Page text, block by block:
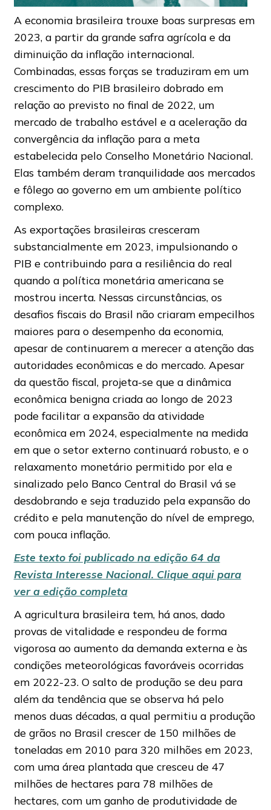
A economia brasileira trouxe boas surpresas em
2023, a partir da grande safra agrícola e da
diminuição da inflação internacional.
Combinadas, essas forças se traduziram em um
crescimento do PIB brasileiro dobrado em
relação ao previsto no final de 2022, um
mercado de trabalho estável e a aceleração da
convergência da inflação para a meta
estabelecida pelo Conselho Monetário Nacional.
Elas também deram tranquilidade aos mercados
e fôlego ao governo em um ambiente político
complexo.
As exportações brasileiras cresceram
substancialmente em 2023, impulsionando o
PIB e contribuindo para a resiliência do real
quando a política monetária americana se
mostrou incerta. Nessas circunstâncias, os
desafios fiscais do Brasil não criaram empecilhos
maiores para o desempenho da economia,
apesar de continuarem a merecer a atenção das
autoridades econômicas e do mercado. Apesar
da questão fiscal, projeta-se que a dinâmica
econômica benigna criada ao longo de 2023
pode facilitar a expansão da atividade
econômica em 2024, especialmente na medida
em que o setor externo continuará robusto, e o
relaxamento monetário permitido por ela e
sinalizado pelo Banco Central do Brasil vá se
desdobrando e seja traduzido pela expansão do
crédito e pela manutenção do nível de emprego,
com pouca inflação.
Este texto foi publicado na edição 64 da
Revista Interesse Nacional. Clique aqui para
ver a edição completa
A agricultura brasileira tem, há anos, dado
provas de vitalidade e respondeu de forma
vigorosa ao aumento da demanda externa e às
condições meteorológicas favoráveis ocorridas
em 2022-23. O salto de produção se deu para
além da tendência que se observa há pelo
menos duas décadas, a qual permitiu a produção
de grãos no Brasil crescer de 150 milhões de
toneladas em 2010 para 320 milhões em 2023,
com uma área plantada que cresceu de 47
milhões de hectares para 78 milhões de
hectares, com um ganho de produtividade de